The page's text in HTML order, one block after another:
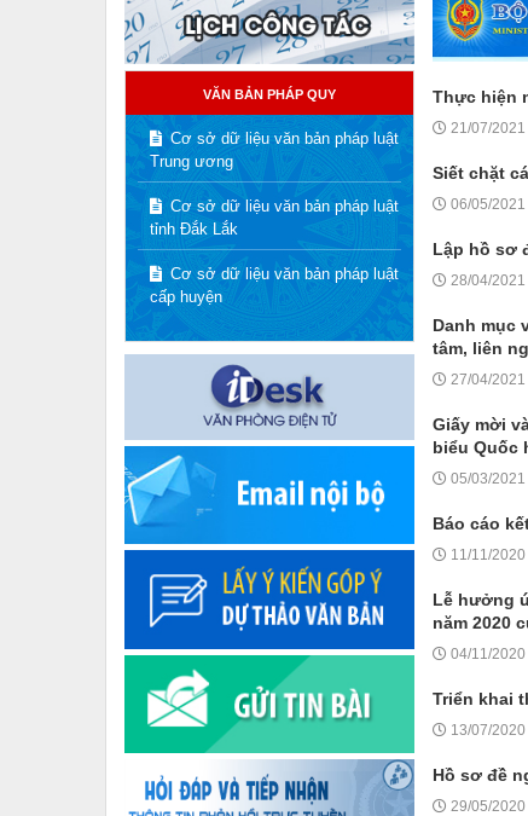
VĂN BẢN PHÁP QUY
Cơ sở dữ liệu văn bản pháp luật
Trung ương
Cơ sở dữ liệu văn bản pháp luật
tỉnh Đắk Lắk
Cơ sở dữ liệu văn bản pháp luật
cấp huyện
Thực hiện
21/07/2021
Siết chặt
06/05/2021
Lập hồ sơ
28/04/2021
Danh mục
tâm, liên
27/04/2021
Giấy mời
biểu Quốc
05/03/2021
Báo cáo
11/11/2020
Lễ hưởng
năm 2020
04/11/2020
Triển khai
13/07/2020
Hồ sơ đề
29/05/2020